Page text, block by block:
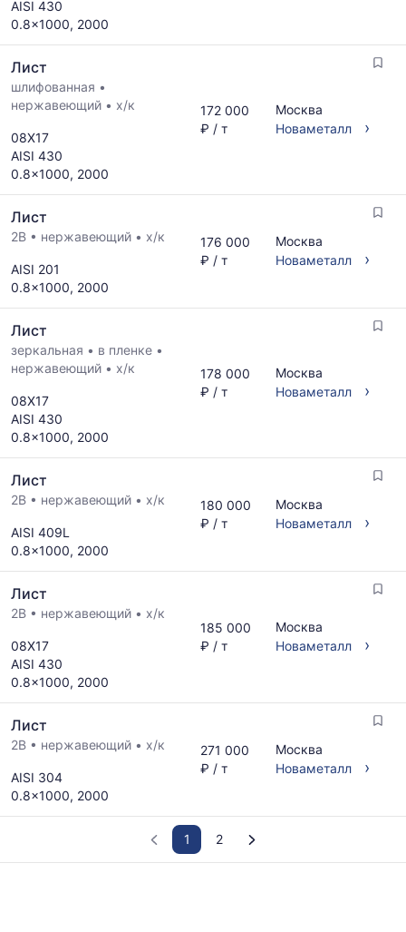
AISI 430
0.8x1000, 2000
Лист
шлифованная •
нержавеющий • х/к
08Х17
AISI 430
0.8x1000, 2000
172 000
₽ / т
Москва
Новаметалл
›
Лист
2B • нержавеющий • х/к
AISI 201
0.8x1000, 2000
176 000
₽ / т
Москва
Новаметалл
›
Лист
зеркальная • в пленке •
нержавеющий • х/к
08Х17
AISI 430
0.8x1000, 2000
178 000
₽ / т
Москва
Новаметалл
›
Лист
2B • нержавеющий • х/к
AISI 409L
0.8x1000, 2000
180 000
₽ / т
Москва
Новаметалл
›
Лист
2B • нержавеющий • х/к
08Х17
AISI 430
0.8x1000, 2000
185 000
₽ / т
Москва
Новаметалл
›
Лист
2B • нержавеющий • х/к
AISI 304
0.8x1000, 2000
271 000
₽ / т
Москва
Новаметалл
›
1 2